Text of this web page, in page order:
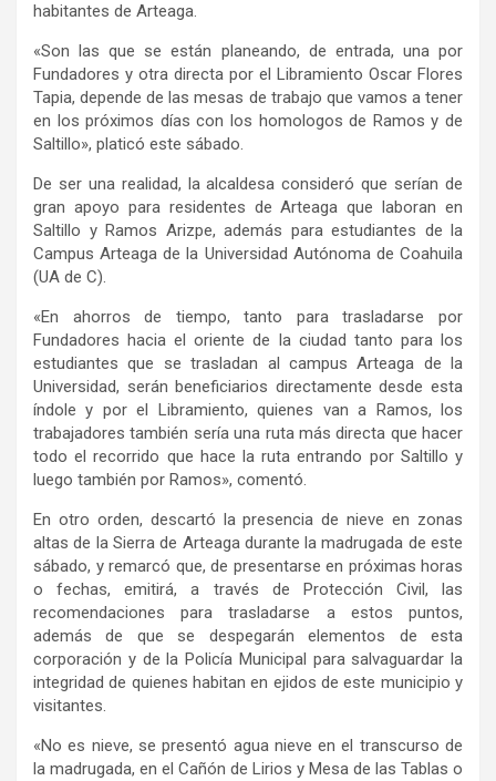
habitantes de Arteaga.
«Son las que se están planeando, de entrada, una por
Fundadores y otra directa por el Libramiento Oscar Flores
Tapia, depende de las mesas de trabajo que vamos a tener
en los próximos días con los homologos de Ramos y de
Saltillo», platicó este sábado.
De ser una realidad, la alcaldesa consideró que serían de
gran apoyo para residentes de Arteaga que laboran en
Saltillo y Ramos Arizpe, además para estudiantes de la
Campus Arteaga de la Universidad Autónoma de Coahuila
(UA de C).
«En ahorros de tiempo, tanto para trasladarse por
Fundadores hacia el oriente de la ciudad tanto para los
estudiantes que se trasladan al campus Arteaga de la
Universidad, serán beneficiarios directamente desde esta
índole y por el Libramiento, quienes van a Ramos, los
trabajadores también sería una ruta más directa que hacer
todo el recorrido que hace la ruta entrando por Saltillo y
luego también por Ramos», comentó.
En otro orden, descartó la presencia de nieve en zonas
altas de la Sierra de Arteaga durante la madrugada de este
sábado, y remarcó que, de presentarse en próximas horas
o fechas, emitirá, a través de Protección Civil, las
recomendaciones para trasladarse a estos puntos,
además de que se despegarán elementos de esta
corporación y de la Policía Municipal para salvaguardar la
integridad de quienes habitan en ejidos de este municipio y
visitantes.
«No es nieve, se presentó agua nieve en el transcurso de
la madrugada, en el Cañón de Lirios y Mesa de las Tablas o